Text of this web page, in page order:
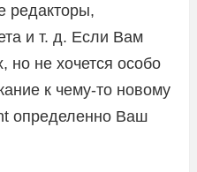
редакторы,
и т. д. Если Вам
но не хочется особо
к чему-то новому
определенно Ваш